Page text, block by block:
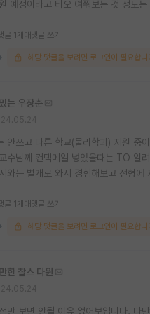
예정이라고 티오 여쭤보는 것 정도
글 1개 대댓글 쓰기
해당 댓글을 보려면 로그인이 필요합니
는 우장춘
안쓰고 다른 학교(물리학과) 지원 중이
수님께 컨택메일 넣었을때는 TO 알
와는 별개로 와서 경험해보고 전형
글 1개 대댓글 쓰기
해당 댓글을 보려면 로그인이 필요합니
한 찰스 다윈
만 보면 안될 이유 없어보입니다. 다